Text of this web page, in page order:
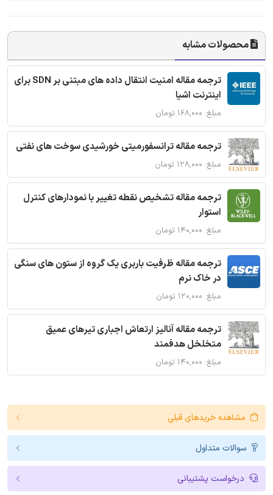
محصولات مشابه
ترجمه مقاله امنیت انتقال داده های مبتنی بر SDN برای
اینترنت اشیا
مبلغ: ۱۶۸,۰۰۰ تومان
ترجمه مقاله ترانسفورمیتی خورشیدی سوخت های نفتی
مبلغ: ۱۲۸,۰۰۰ تومان
ترجمه مقاله تشخیص نقطه تغییر با نمودارهای کنترل
استوار
مبلغ: ۱۴۰,۰۰۰ تومان
ترجمه مقاله ظرفیت باربری یک گروه از ستون های سنگی
در خاک نرم
مبلغ: ۱۲۰,۰۰۰ تومان
ترجمه مقاله آنالیز ارتعاش اجباری تیرهای عمیق
متخلخل هدفمند
مبلغ: ۱۴۰,۰۰۰ تومان
مشاهده خریدهای قبلی
سوالات متداول
درخواست پشتیبانی